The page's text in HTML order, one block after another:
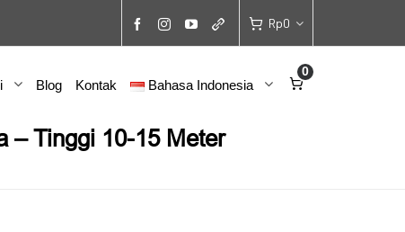
Rp0
Blog Kontak Bahasa Indonesia
0
– Tinggi 10-15 Meter